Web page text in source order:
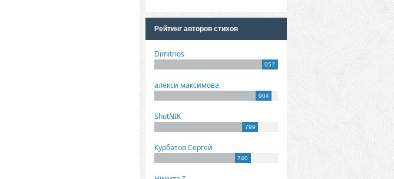
Рейтинг авторов стихов
Dimitrios
957
алекси максимова
904
ShutNIK
799
Курбатов Сергей
740